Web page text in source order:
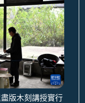
版木刻講授實行